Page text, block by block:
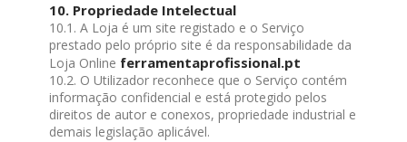
10. Propriedade Intelectual
10.1. A Loja é um site registado e o Serviço
prestado pelo próprio site é da responsabilidade da
Loja Online ferramentaprofissional.pt
10.2. O Utilizador reconhece que o Serviço contém
informação confidencial e está protegido pelos
direitos de autor e conexos, propriedade industrial e
demais legislação aplicável.